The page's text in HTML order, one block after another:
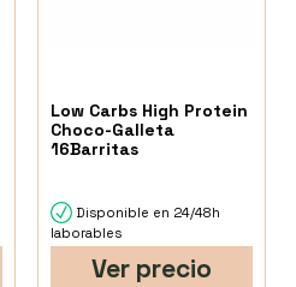
Low Carbs High Protein
Choco-Galleta
16Barritas
Disponible en 24/48h
laborables
Ver precio